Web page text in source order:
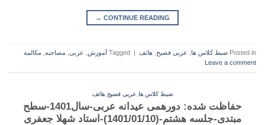
CONTINUE READING
→
Posted in ضبط کلاس ها عربی فصیح هاتف Tagged آموزش عربی مصاحبه مکالمه
Leave a comment
ضبط کلاس ها عربی فصیح هاتف
حفاظت شده: دورهمی عیدانه عربی-سال1401-سطح
مبتدی-جلسه هشتم-(1401/01/10)-استاد شهلا جعفری